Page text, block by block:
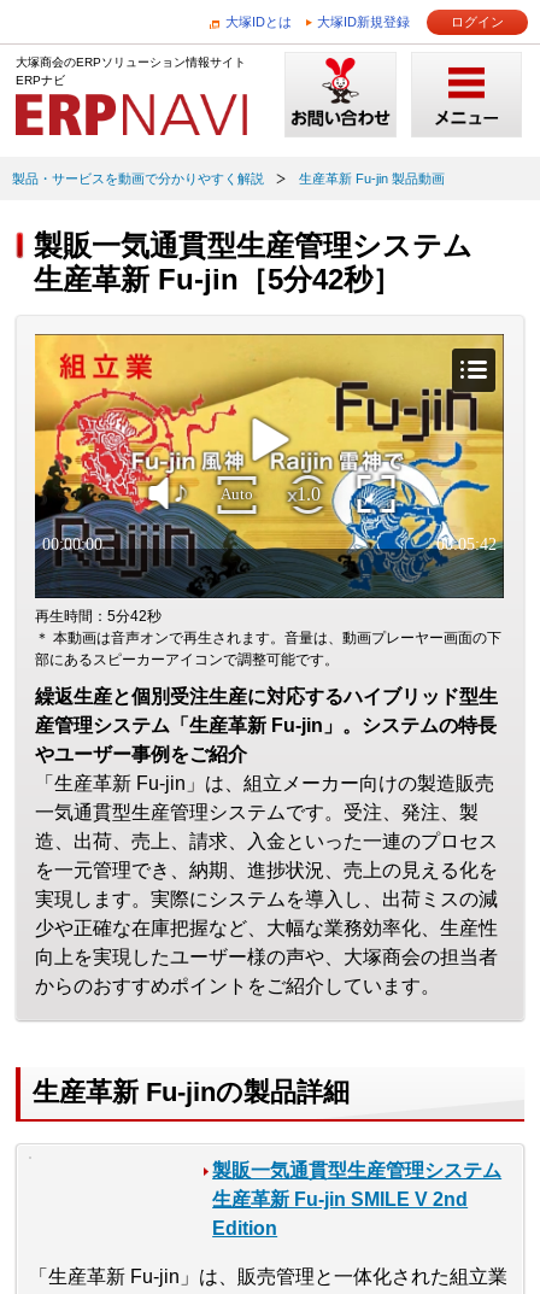
大塚IDとは 大塚ID新規登録 ログイン
大塚商会のERPソリューション情報サイト
ERPナビ
製品・サービスを動画で分かりやすく解説 生産革新 Fu-jin 製品動画
製販一気通貫型生産管理システム
生産革新 Fu-jin［5分42秒］
再生時間：5分42秒
＊ 本動画は音声オンで再生されます。音量は、動画プレーヤー画面の下
部にあるスピーカーアイコンで調整可能です。
繰返生産と個別受注生産に対応するハイブリッド型生
産管理システム「生産革新 Fu-jin」。システムの特長
やユーザー事例をご紹介
「生産革新 Fu-jin」は、組立メーカー向けの製造販売
一気通貫型生産管理システムです。受注、発注、製
造、出荷、売上、請求、入金といった一連のプロセス
を一元管理でき、納期、進捗状況、売上の見える化を
実現します。実際にシステムを導入し、出荷ミスの減
少や正確な在庫把握など、大幅な業務効率化、生産性
向上を実現したユーザー様の声や、大塚商会の担当者
からのおすすめポイントをご紹介しています。
生産革新 Fu-jinの製品詳細
製販一気通貫型生産管理システム
生産革新 Fu-jin SMILE V 2nd
Edition
「生産革新 Fu-jin」は、販売管理と一体化された組立業